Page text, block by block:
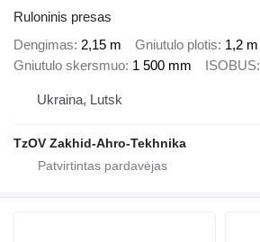
Ruloninis presas
Dengimas 2,15 m Gniutulo plotis 1,2 m
Gniutulo skersmuo 1 500 mm ISOBUS
Ukraina, Lutsk
TzOV Zakhid-Ahro-Tekhnika